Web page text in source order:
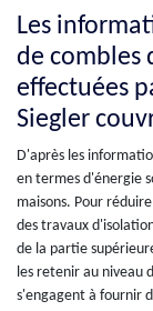
Les
de combles
effectuées
Siegler
D'après les
en termes d'énergie
maisons. Pour
des travaux
de la partie
les retenir au niveau
s'engagent à fournir